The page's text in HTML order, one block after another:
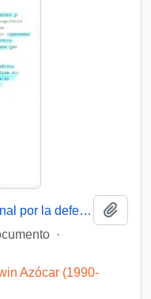
[Miembro de Amnistía Internacional por la defensa de los detenidos desaparecidos en Chile felicita por la creación de la Comisión de de Verdad y Reconciliación]
·
Azócar (1990-